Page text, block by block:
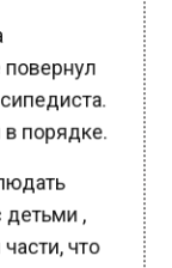
повернул
порядке.
детьми ,
что